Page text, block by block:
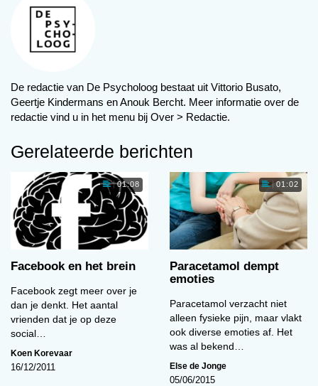
GGZ tarieven 2020 gemiddeld lager dan voorgaande
Meest gelezen
Cartoon van de maand (juni)
01:08
De redactie van De Psycholoog bestaat uit Vittorio Busato,
Geertje Kindermans en Anouk Bercht. Meer informatie over de
redactie vind u in het menu bij Over > Redactie.
Gerelateerde berichten
01:08
Facebook en het brein
Facebook zegt meer over je
dan je denkt. Het aantal
vrienden dat je op deze
social…
Koen Korevaar
16/12/2011
01:02
Paracetamol dempt
emoties
Paracetamol verzacht niet
alleen fysieke pijn, maar vlakt
ook diverse emoties af. Het
was al bekend…
Else de Jonge
05/06/2015